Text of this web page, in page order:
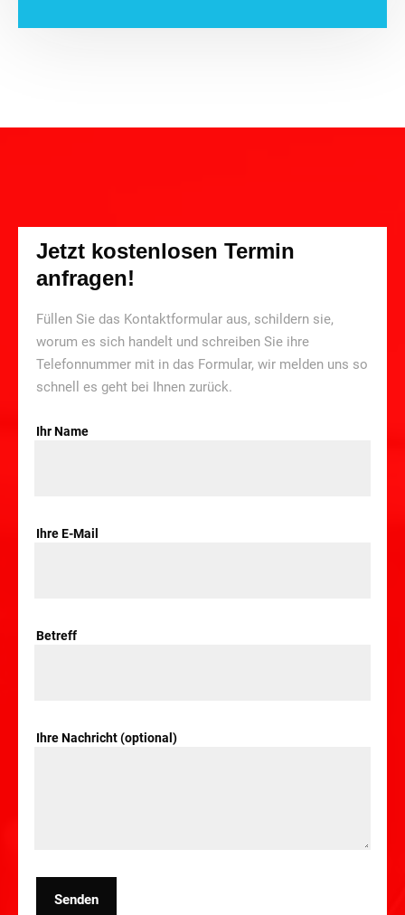
Jetzt kostenlosen Termin
anfragen!
Füllen Sie das Kontaktformular aus, schildern sie,
worum es sich handelt und schreiben Sie ihre
Telefonnummer mit in das Formular, wir melden uns so
schnell es geht bei Ihnen zurück.
Ihr Name
Ihre E-Mail
Betreff
Ihre Nachricht (optional)
Senden